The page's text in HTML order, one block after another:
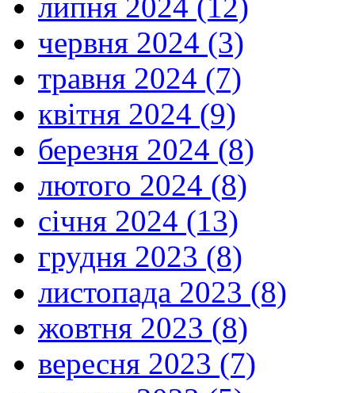
червня 2024 (3)
травня 2024 (7)
квітня 2024 (9)
березня 2024 (8)
лютого 2024 (8)
січня 2024 (13)
грудня 2023 (8)
листопада 2023 (8)
жовтня 2023 (8)
вересня 2023 (7)